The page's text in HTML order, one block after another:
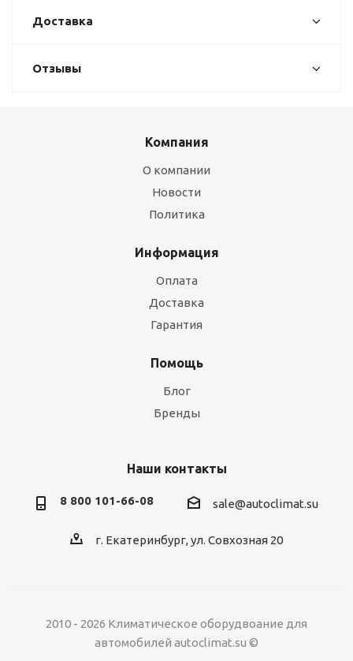
Доставка
Отзывы
Компания
О компании
Новости
Политика
Информация
Оплата
Доставка
Гарантия
Помощь
Блог
Бренды
Наши контакты
8 800 101-66-08 sale@autoclimat.su
г. Екатеринбург, ул. Совхозная 20
2010 - 2026 Климатическое оборудвоание для
автомобилей autoclimat.su ©